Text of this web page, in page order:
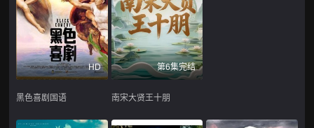
HD
黑色喜剧国语
第6集完结
南宋大贤王十朋